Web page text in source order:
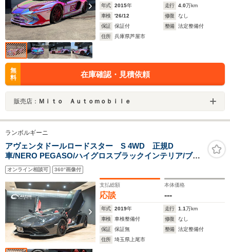
年式 2015年 走行 4.0万km
車検
'26/12 修復
なし
保証
保証付 整備
法定整備付
住所
兵庫県芦屋市
無
料
在庫確認・見積依頼
販売店： Ｍｉｔｏ Ａｕｔｏｍｏｂｉｌｅ
ランボルギーニ
アヴェンタドールロードスター S 4WD 正規D
車/NERO PEGASO/ハイグロスブラックインテリア/ブラ
ンディングPKG/パワーシート/デジタルインナーミラー/
フロント3面プロテクションフィルム/CarPlay/センソナム
オーディオシステム/ETC/4WD
オンライン相談可 360°画像付
支払総額
応談
本体価格
---
年式 2019年 走行 1.1万km
車検
車検整備付 修復
なし
保証
保証無 整備
法定整備付
住所
埼玉県上尾市